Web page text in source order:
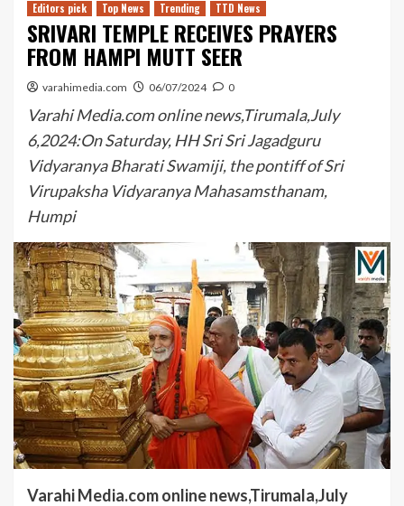
Editors pick Top News Trending TTD News
SRIVARI TEMPLE RECEIVES PRAYERS
FROM HAMPI MUTT SEER
varahimedia.com 06/07/2024 0
Varahi Media.com online news,Tirumala,July
6,2024:On Saturday, HH Sri Sri Jagadguru
Vidyaranya Bharati Swamiji, the pontiff of Sri
Virupaksha Vidyaranya Mahasamsthanam,
Humpi
Varahi Media.com online news,Tirumala,July